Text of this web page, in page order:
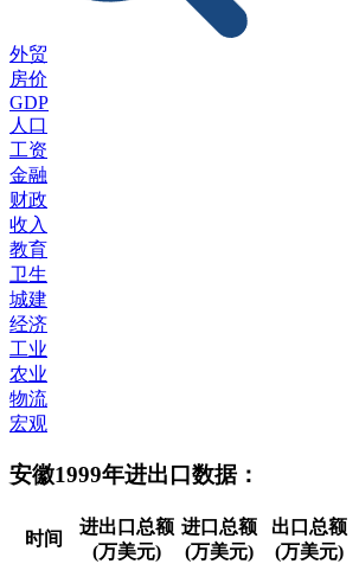
外贸
房价
GDP
人口
工资
金融
财政
收入
教育
卫生
城建
经济
工业
农业
物流
宏观
安徽1999年进出口数据：
时间
进出口总额
(万美元)
进口总额
(万美元)
出口总额
(万美元)